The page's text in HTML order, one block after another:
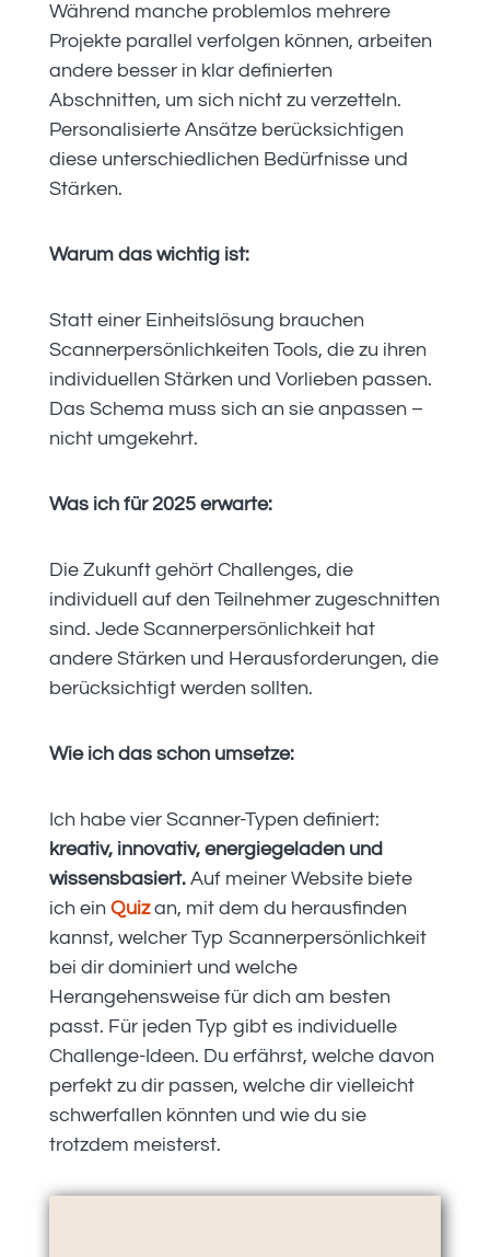
Während manche problemlos mehrere
Projekte parallel verfolgen können, arbeiten
andere besser in klar definierten
Abschnitten, um sich nicht zu verzetteln.
Personalisierte Ansätze berücksichtigen
diese unterschiedlichen Bedürfnisse und
Stärken.
Warum das wichtig ist:
Statt einer Einheitslösung brauchen
Scannerpersönlichkeiten Tools, die zu ihren
individuellen Stärken und Vorlieben passen.
Das Schema muss sich an sie anpassen –
nicht umgekehrt.
Was ich für 2025 erwarte:
Die Zukunft gehört Challenges, die
individuell auf den Teilnehmer zugeschnitten
sind. Jede Scannerpersönlichkeit hat
andere Stärken und Herausforderungen, die
berücksichtigt werden sollten.
Wie ich das schon umsetze:
Ich habe vier Scanner-Typen definiert:
kreativ, innovativ, energiegeladen und
wissensbasiert.Auf meiner Website biete
ich ein Quizan, mit dem du herausfinden
kannst, welcher Typ Scannerpersönlichkeit
bei dir dominiert und welche
Herangehensweise für dich am besten
passt. Für jeden Typ gibt es individuelle
Challenge-Ideen. Du erfährst, welche davon
perfekt zu dir passen, welche dir vielleicht
schwerfallen könnten und wie du sie
trotzdem meisterst.